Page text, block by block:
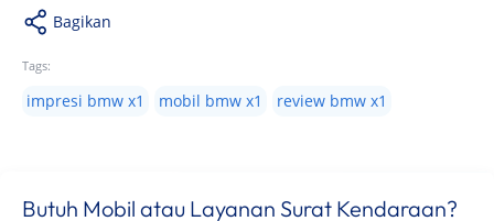
Bagikan
Tags:
impresi bmw x1 mobil bmw x1 review bmw x1
Butuh Mobil atau Layanan Surat Kendaraan?